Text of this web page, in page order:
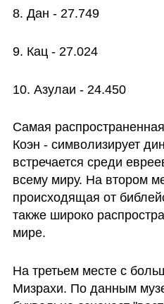
8. Дан - 27.749
9. Кац - 27.024
10. Азулаи - 24.450
Самая
Коэн - символизирует
встречается среди
всему миру. На втором
происходящая от
также широко
мире.
На третьем месте с
Мизрахи. По данным